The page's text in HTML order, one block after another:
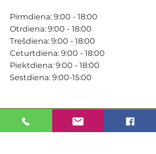
Pirmdiena: 9:00 - 18:00
Otrdiena: 9:00 - 18:00
Trešdiena: 9:00 - 18:00
Ceturtdiena: 9:00 - 18:00
Piektdiena: 9:00 - 18:00
Sestdiena: 9:00-15:00
KONTAKTI